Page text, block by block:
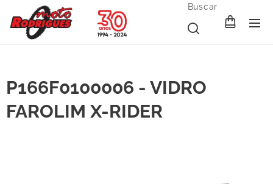
Buscar
P166F0100006 - VIDRO
FAROLIM X-RIDER